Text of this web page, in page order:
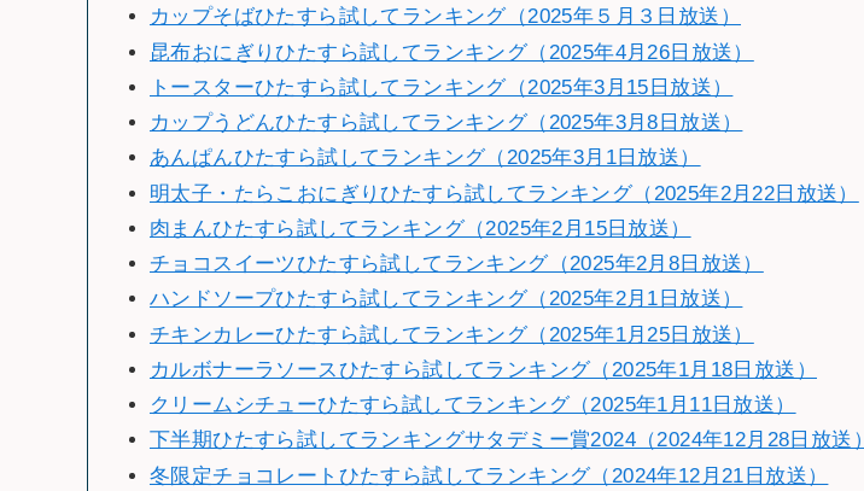
カップそばひたすら試してランキング（2025年５月３日放送）
昆布おにぎりひたすら試してランキング（2025年4月26日放送）
トースターひたすら試してランキング（2025年3月15日放送）
カップうどんひたすら試してランキング（2025年3月8日放送）
あんぱんひたすら試してランキング（2025年3月1日放送）
明太子・たらこおにぎりひたすら試してランキング（2025年2月22日放送）
肉まんひたすら試してランキング（2025年2月15日放送）
チョコスイーツひたすら試してランキング（2025年2月8日放送）
ハンドソープひたすら試してランキング（2025年2月1日放送）
チキンカレーひたすら試してランキング（2025年1月25日放送）
カルボナーラソースひたすら試してランキング（2025年1月18日放送）
クリームシチューひたすら試してランキング（2025年1月11日放送）
下半期ひたすら試してランキングサタデミー賞2024（2024年12月28日放送）
冬限定チョコレートひたすら試してランキング（2024年12月21日放送）